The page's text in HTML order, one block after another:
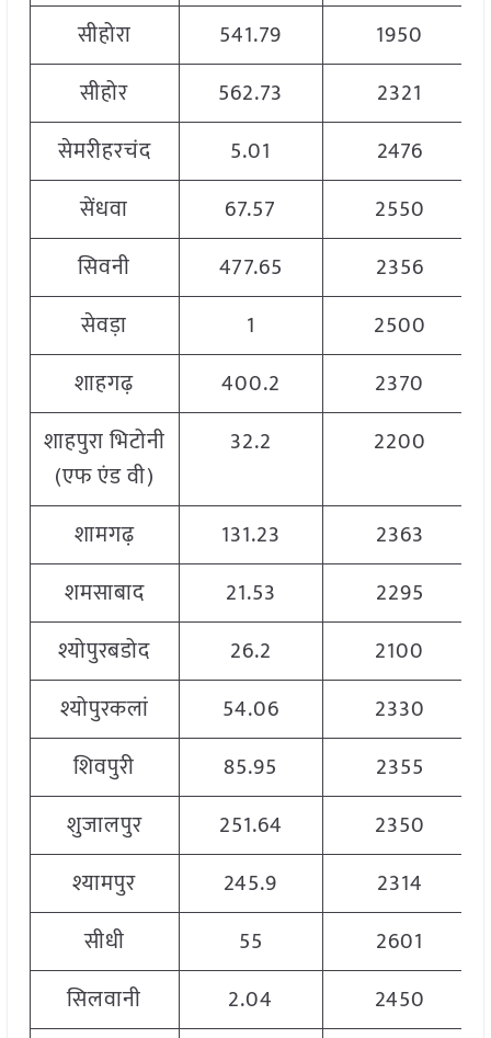
सीहोरा
541.79
1950
सीहोर
562.73
2321
सेमरीहरचंद
5.01
2476
सेंधवा
67.57
2550
सिवनी
477.65
2356
सेवड़ा
1
2500
शाहगढ़
400.2
2370
शाहपुरा भिटोनी
(एफ एंड वी)
32.2 2200
शामगढ़ 131.23
2363
शमसाबाद
21.53
2295
श्योपुरबडोद
26.2
2100
श्योपुरकलां
54.06
2330
शिवपुरी
85.95
2355
शुजालपुर
251.64
2350
श्यामपुर
245.9
2314
सीधी
55
2601
सिलवानी
2.04
2450